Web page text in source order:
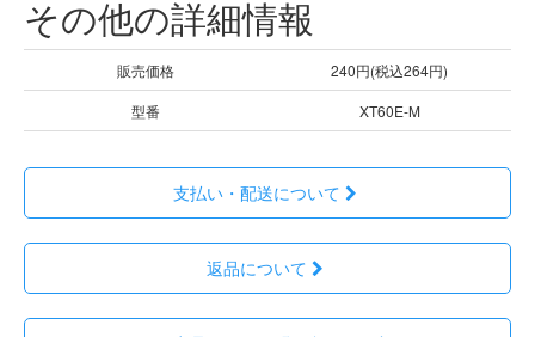
その他の詳細情報
販売価格
240円(税込264円)
型番
XT60E-M
支払い・配送について
返品について